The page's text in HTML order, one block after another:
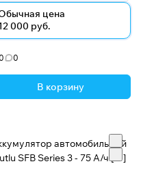
цена
000 руб.
0
В корзину
автомобильный
SFB Series 3 - 75 А/ч [-+]